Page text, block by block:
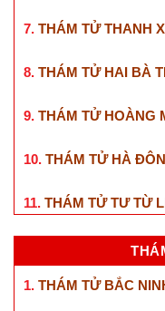
7. THÁM TỬ THANH
8. THÁM TỬ HAI BÀ
9. THÁM TỬ HOÀNG
10. THÁM TỬ HÀ
11. THÁM TỬ TƯ TỪ
1. THÁM TỬ BẮC